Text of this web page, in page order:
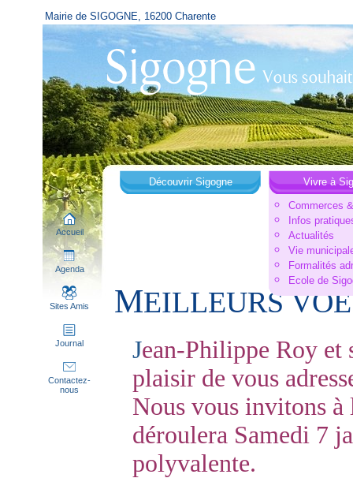
Mairie de SIGOGNE, 16200 Charente
Accueil
Agenda
Sites Amis
Journal
Contactez-
nous
Découvrir Sigogne
Vivre à
Commerces
Infos
Actualités
Vie
Formalités
Ecole de
MEILLEURS
Jean-Philippe Roy et
plaisir de vous
Nous vous invitons à
déroulera Samedi 7
polyvalente.